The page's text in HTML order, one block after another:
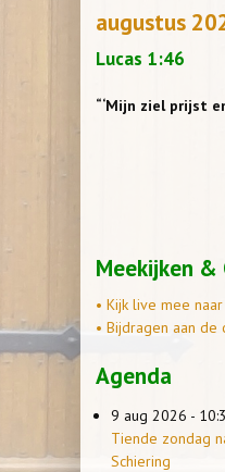
augustus
Lucas 1:46
“‘Mijn ziel prijst
Meekijken &
• Kijk live mee
• Bijdragen aan de
Agenda
9 aug 2026 -
Tiende zondag
Schiering